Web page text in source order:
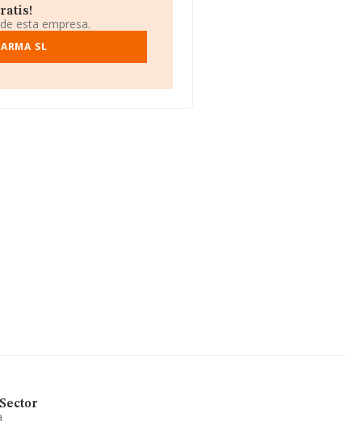
del sector, la
es 295 (el año anterior
en el ranking de sectores:
debajo se encuentran
ranking nacional, se ha
Musicales S.L
esta empresa.
SL